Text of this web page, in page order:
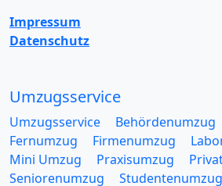
Impressum
Datenschutz
Umzugsservice
Umzugsservice Behördenumzug
Fernumzug
Firmenumzug
Mini Umzug
Praxisumzug
Seniorenumzug
Studentenumzug